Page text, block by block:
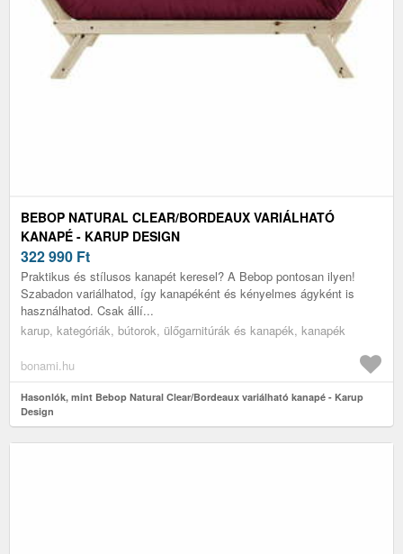
BEBOP NATURAL CLEAR/BORDEAUX VARIÁLHATÓ
KANAPÉ - KARUP DESIGN
322 990 Ft
Praktikus és stílusos kanapét keresel? A Bebop pontosan ilyen!
Szabadon variálhatod, így kanapéként és kényelmes ágyként is
használhatod. Csak állí...
karup, kategóriák, bútorok, ülőgarnitúrák és kanapék, kanapék
bonami.hu
Hasonlók, mint Bebop Natural Clear/Bordeaux variálható kanapé - Karup
Design